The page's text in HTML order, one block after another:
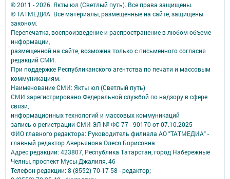
© 2011 - 2026. Якты юл (Светлый путь). Все права защищены.
© ТАТМЕДИА. Все материалы, размещенные на сайте, защищены
законом.
Перепечатка, воспроизведение и распространение в любом объеме
информации,
размещенной на сайте, возможна только с письменного согласия
редакций СМИ.
При поддержке Республиканского агентства по печати и массовым
коммуникациям.
Наименование СМИ: Якты юл (Светлый путь)
СМИ зарегистрировано Федеральной службой по надзору в сфере
связи,
информационных технологий и массовых коммуникаций
запись о регистрации СМИ ЭЛ № ФС 77 - 90170 от 07.10.2025
ФИО главного редактора: Руководитель филиала АО "ТАТМЕДИА" -
главный редактор Аверьянова Олеся Борисовна
Адрес редакции: 423807, Республика Татарстан, город Набережные
Челны, проспект Мусы Джалиля, 46
Телефон редакции: 8 (8552) 70-17-58 - редактор;